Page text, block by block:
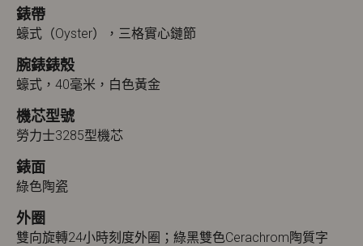
錶帶
蠔式（Oyster），三格實心鏈節
腕錶錶殼
蠔式，40毫米，白色黃金
機芯型號
勞力士3285型機芯
錶面
綠色陶瓷
外圈
雙向旋轉24小時刻度外圈；綠黑雙色Cerachrom陶質字